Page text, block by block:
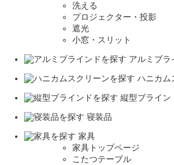
洗える
プロジェクター・投影
遮光
小窓・スリット
アルミブラ
ハニカム
縦型ブライン
寝装品
家具
家具トップページ
こたつテーブル